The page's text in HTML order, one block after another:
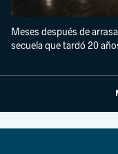
Meses después de
secuela que tardó 20